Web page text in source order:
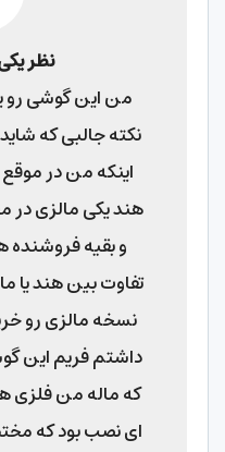
نظر
من این گوشی
نکته جالبی که
اینکه من در
هند یکی مالزی در
و بقیه فروشنده
تفاوت بین هند یا
نسخه مالزی رو
داشتم فریم این
که ماله من فلزی
ای نصب بود که